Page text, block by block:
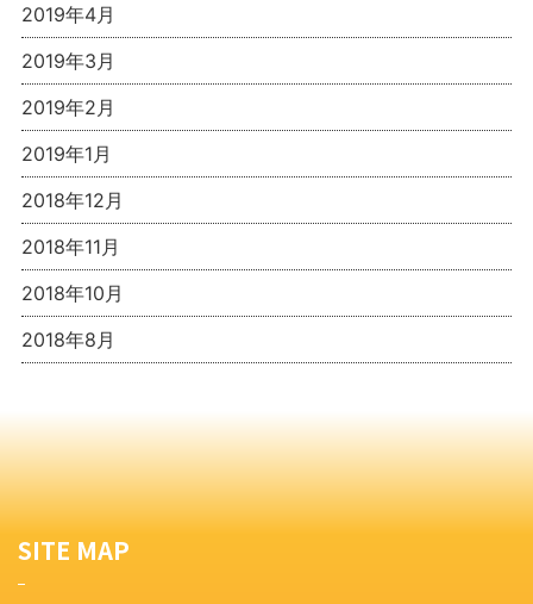
2019年4月
2019年3月
2019年2月
2019年1月
2018年12月
2018年11月
2018年10月
2018年8月
SITE MAP